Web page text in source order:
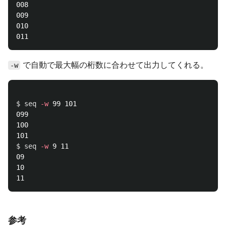
008
009
010
-w で自動で最大幅の桁数に合わせて出力してくれる。
$ seq -w 99 101
099
100
$ seq -w 9 11
09
10
参考